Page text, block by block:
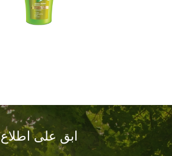
ابق على اطلاع